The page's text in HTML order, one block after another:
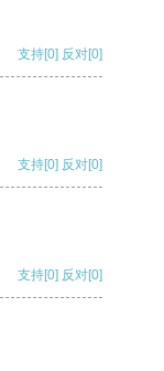
支持[0] 反对[0]
支持[0] 反对[0]
支持[0] 反对[0]